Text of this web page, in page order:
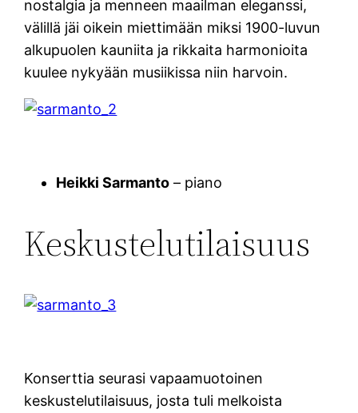
nostalgia ja menneen maailman eleganssi,
välillä jäi oikein miettimään miksi 1900-luvun
alkupuolen kauniita ja rikkaita harmonioita
kuulee nykyään musiikissa niin harvoin.
Heikki Sarmanto – piano
Keskustelutilaisuus
Konserttia seurasi vapaamuotoinen
keskustelutilaisuus, josta tuli melkoista